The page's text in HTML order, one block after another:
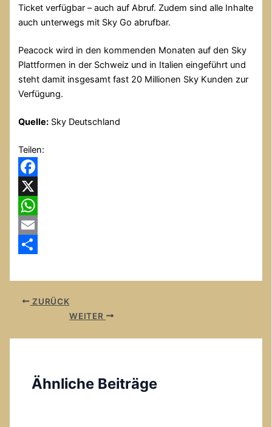
Ticket verfügbar – auch auf Abruf. Zudem sind alle Inhalte
auch unterwegs mit Sky Go abrufbar.
Peacock wird in den kommenden Monaten auf den Sky
Plattformen in der Schweiz und in Italien eingeführt und
steht damit insgesamt fast 20 Millionen Sky Kunden zur
Verfügung.
Quelle: Sky Deutschland
Teilen:
Facebook
X
WhatsApp
Email
ZURÜCK
WEITER
Ähnliche Beiträge